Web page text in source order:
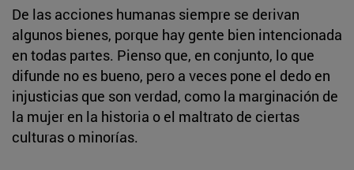
De las acciones humanas siempre se derivan
algunos bienes, porque hay gente bien intencionada
en todas partes. Pienso que, en conjunto, lo que
difunde no es bueno, pero a veces pone el dedo en
injusticias que son verdad, como la marginación de
la mujer en la historia o el maltrato de ciertas
culturas o minorías.